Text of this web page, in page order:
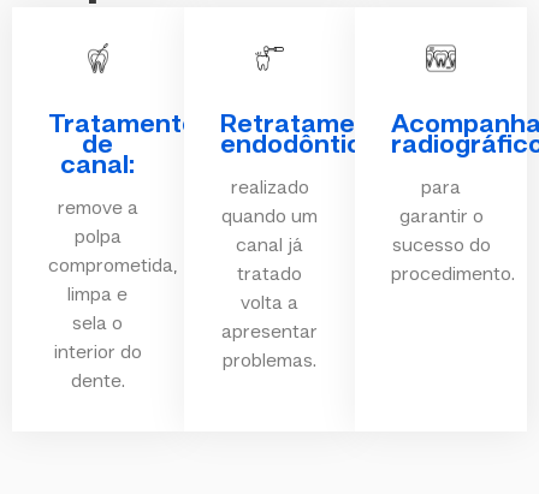
Tratamento
de
canal:
remove a
polpa
comprometida,
limpa e
sela o
interior do
dente.
Retratamento
endodôntico:
realizado
quando um
canal já
tratado
volta a
apresentar
problemas.
para
garantir o
sucesso do
procedimento.